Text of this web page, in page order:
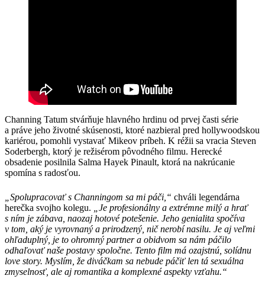
Channing Tatum stvárňuje hlavného hrdinu od prvej časti série
a práve jeho životné skúsenosti, ktoré nazbieral pred hollywoodskou
kariérou, pomohli vystavať Mikeov príbeh. K réžii sa vracia Steven
Soderbergh, ktorý je režisérom pôvodného filmu. Herecké
obsadenie posilnila Salma Hayek Pinault, ktorá na nakrúcanie
spomína s radosťou.
„Spolupracovať s Channingom sa mi páči,“ chváli legendárna
herečka svojho kolegu.
„Je profesionálny a extrémne milý a hrať
s ním je zábava, naozaj hotové potešenie. Jeho genialita spočíva
v tom, aký je vyrovnaný a prirodzený, nič nerobí nasilu. Je aj veľmi
ohľaduplný, je to ohromný partner a obidvom sa nám páčilo
odhaľovať naše postavy spoločne. Tento film má ozajstnú, solídnu
love story. Myslím, že diváčkam sa nebude páčiť len tá sexuálna
zmyselnosť, ale aj romantika a komplexné aspekty vzťahu.“